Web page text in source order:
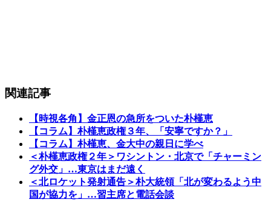
関連記事
【時視各角】金正恩の急所をついた朴槿恵
【コラム】朴槿恵政権３年、「安寧ですか？」
【コラム】朴槿恵、金大中の親日に学べ
＜朴槿恵政権２年＞ワシントン・北京で「チャーミン
グ外交」…東京はまだ遠く
＜北ロケット発射通告＞朴大統領「北が変わるよう中
国が協力を」…習主席と電話会談